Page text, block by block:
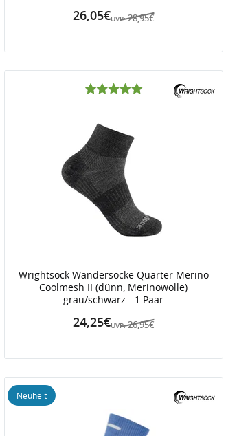
UVP: 28,95€
26,05€
Wrightsock Wandersocke Quarter Merino
Coolmesh II (dünn, Merinowolle)
grau/schwarz - 1 Paar
UVP: 26,95€
24,25€
Neuheit